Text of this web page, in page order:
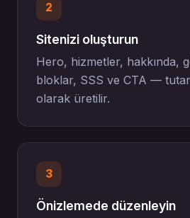
2
Sitenizi oluşturun
Hero, hizmetler, hakkında,
bloklar, SSS ve CTA —
olarak üretilir.
3
Önizlemede düzenleyin